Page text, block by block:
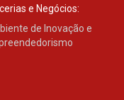
e Negócios:
de Inovação e